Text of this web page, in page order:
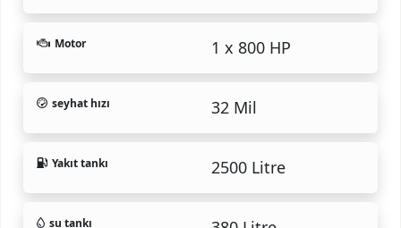
Motor 1 x 800 HP
seyhat hızı 32 Mil
Yakıt tankı 2500 Litre
su tankı